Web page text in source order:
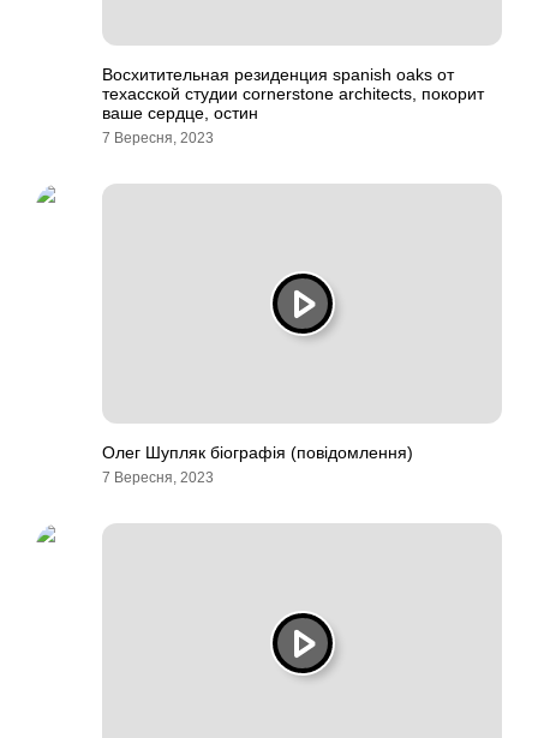
Восхитительная резиденция spanish oaks от
техасской студии cornerstone architects, покорит
ваше сердце, остин
7 Вересня, 2023
Олег Шупляк біографія (повідомлення)
7 Вересня, 2023